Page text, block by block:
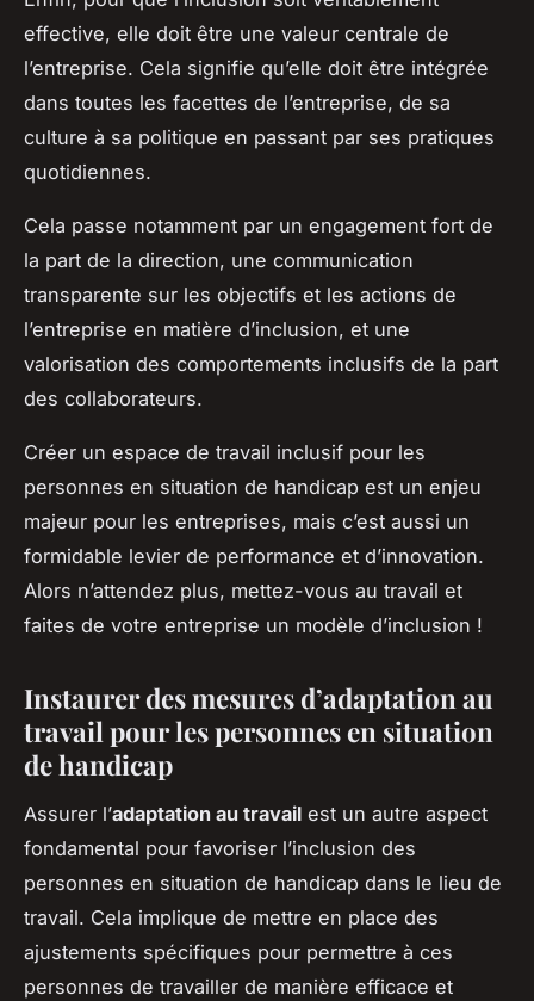
effective, elle doit être une valeur centrale de
l’entreprise. Cela signifie qu’elle doit être intégrée
dans toutes les facettes de l’entreprise, de sa
culture à sa politique en passant par ses pratiques
quotidiennes.
Cela passe notamment par un engagement fort de
la part de la direction, une communication
transparente sur les objectifs et les actions de
l’entreprise en matière d’inclusion, et une
valorisation des comportements inclusifs de la part
des collaborateurs.
Créer un espace de travail inclusif pour les
personnes en situation de handicap est un enjeu
majeur pour les entreprises, mais c’est aussi un
formidable levier de performance et d’innovation.
Alors n’attendez plus, mettez-vous au travail et
faites de votre entreprise un modèle d’inclusion !
Instaurer des mesures d’adaptation au
travail pour les personnes en situation
de handicap
Assurer l’adaptation au travail est un autre aspect
fondamental pour favoriser l’inclusion des
personnes en situation de handicap dans le lieu de
travail. Cela implique de mettre en place des
ajustements spécifiques pour permettre à ces
personnes de travailler de manière efficace et